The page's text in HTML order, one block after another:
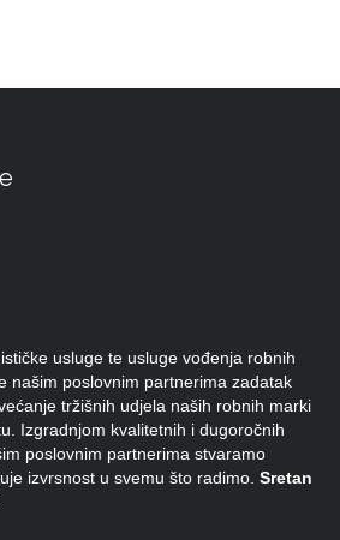
usluge te usluge vođenja robnih
našim poslovnim partnerima zadatak
tržišnih udjela naših robnih marki
Izgradnjom kvalitetnih i dugoročnih
poslovnim partnerima stvaramo
izvrsnost u svemu što radimo. Sretan